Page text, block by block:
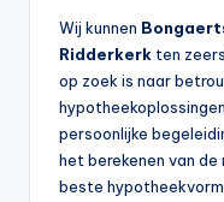
Wij kunnen
Ridderkerk ten
op zoek is naar
persoonlijke
het berekenen van
beste